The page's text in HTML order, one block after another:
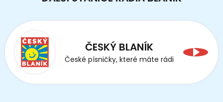
ČESKÝ BLANÍK
České písničky, které máte rádi